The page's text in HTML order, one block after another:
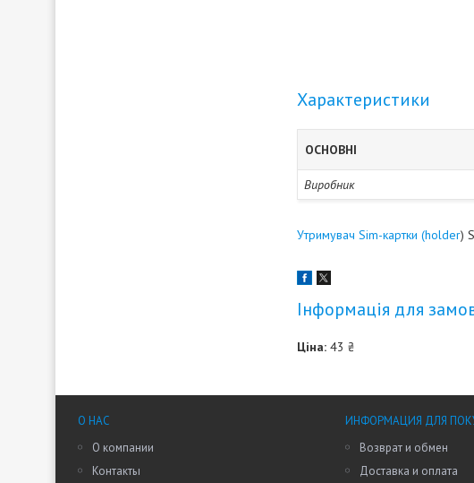
Характеристики
ОСНОВНІ
Виробник
Утримувач Sim-картки (holder)
Інформація для
Ціна: 43 ₴
О НАС
О компании
Контакты
ИНФОРМАЦИЯ ДЛЯ
Возврат и обмен
Доставка и оплата